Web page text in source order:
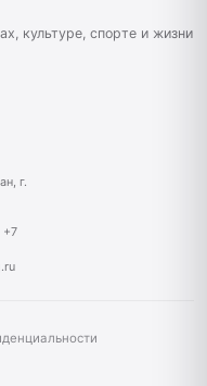
культуре, спорте и жизни
г.
+7